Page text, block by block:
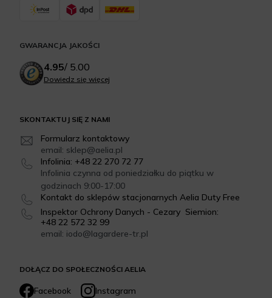
DOŁĄCZ DO SPOŁECZNOŚCI AELIA
Facebook
Instagram
SKONTAKTUJ SIĘ Z NAMI
Formularz kontaktowy
email: sklep@aelia.pl
Infolinia: +48 22 270 72 77
Infolinia czynna od poniedziałku do piątku w
godzinach 9:00-17:00
Kontakt do sklepów stacjonarnych Aelia Duty Free
Inspektor Ochrony Danych - Cezary Siemion:
+48 22 572 32 99
email: iodo@lagardere-tr.pl
GWARANCJA JAKOŚCI
4.95/ 5.00
Dowiedz się więcej